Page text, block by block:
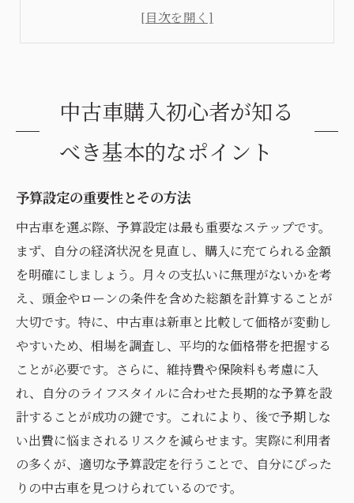
購入前に確認すべき書類と手続き
中古車選びで失敗しないコツとその理由
信頼できる情報源の確保
中古車の履歴確認のポイント
価格交渉のテクニック
保証やアフターサービスの確認
購入前に必要な最終チェック
中古車購入の初歩的な疑問解消ガイド
中古車購入の流れを理解する
購入前に質問すべき基本事項
ローンや保険の基本知識
中古車の品質を見極める方法
ディーラーとのコミュニケーション術
初めての購入で注意すべき心理的要素
安心して中古車を選ぶためのチェックリスト
中古車購入初心者が知る
べき基本的なポイント
予算設定の重要性とその方法
中古車を選ぶ際、予算設定は最も重要なステップです。
まず、自分の経済状況を見直し、購入に充てられる金額
を明確にしましょう。月々の支払いに無理がないかを考
え、頭金やローンの条件を含めた総額を計算することが
大切です。特に、中古車は新車と比較して価格が変動し
やすいため、相場を調査し、平均的な価格帯を把握する
ことが必要です。さらに、維持費や保険料も考慮に入
れ、自分のライフスタイルに合わせた長期的な予算を設
計することが成功の鍵です。これにより、後で予期しな
い出費に悩まされるリスクを減らせます。実際に利用者
の多くが、適切な予算設定を行うことで、自分にぴった
りの中古車を見つけられているのです。